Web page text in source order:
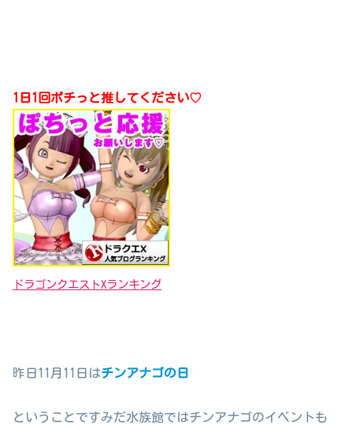
1日1回ポチっと推してください♡
ドラゴンクエストXランキング
昨日11月11日はチンアナゴの日
ということですみだ水族館ではチンアナゴのイベントも